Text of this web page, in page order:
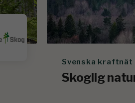
Svenska kraftnät
Skoglig